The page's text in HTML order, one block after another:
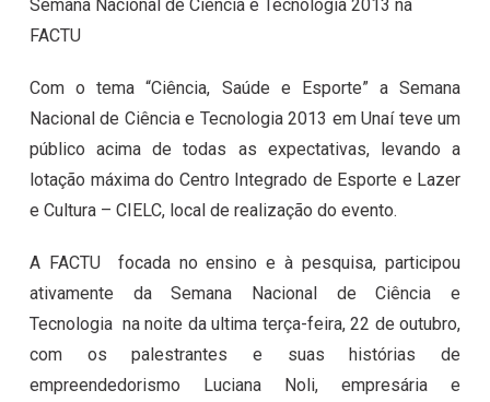
Semana Nacional de Ciência e Tecnologia 2013 na
FACTU
Com o tema “Ciência, Saúde e Esporte” a Semana
Nacional de Ciência e Tecnologia 2013 em Unaí teve um
público acima de todas as expectativas, levando a
lotação máxima do Centro Integrado de Esporte e Lazer
e Cultura – CIELC, local de realização do evento.
A FACTU focada no ensino e à pesquisa, participou
ativamente da Semana Nacional de Ciência e
Tecnologia na noite da ultima terça-feira, 22 de outubro,
com os palestrantes e suas histórias de
empreendedorismo Luciana Noli, empresária e